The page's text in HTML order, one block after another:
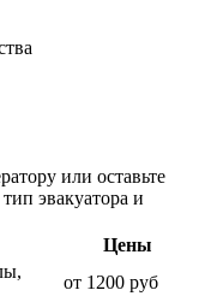
или оставьте
эвакуатора и
Цены
от 1200 руб